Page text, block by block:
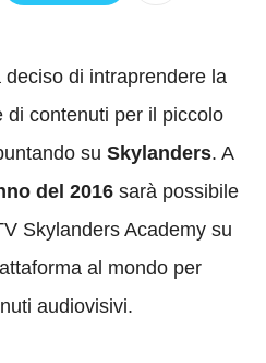
deciso di intraprendere la
di contenuti per il piccolo
su Skylanders. A
del 2016 sarà possibile
Skylanders Academy su
al mondo per
audiovisivi.